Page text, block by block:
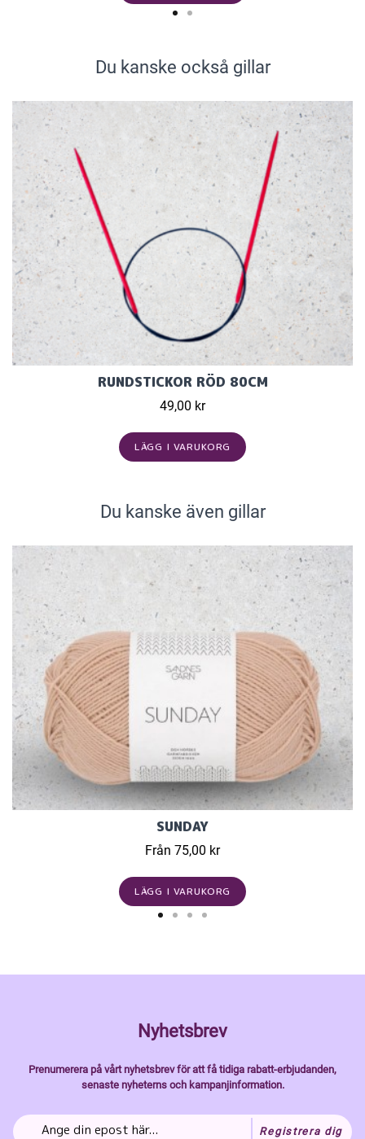
Du kanske också gillar
RUNDSTICKOR RÖD 80CM
49,00 kr
LÄGG I VARUKORG
Du kanske även gillar
SUNDAY
Från 75,00 kr
LÄGG I VARUKORG
Nyhetsbrev
Prenumerera på vårt nyhetsbrev för att få tidiga rabatt-erbjudanden,
senaste nyheterns och kampanjinformation.
Registrera dig